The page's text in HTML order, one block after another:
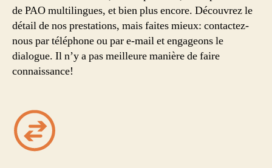
de PAO multilingues, et bien plus encore. Découvrez le
détail de nos prestations, mais faites mieux: contactez-
nous par téléphone ou par e-mail et engageons le
dialogue. Il n’y a pas meilleure manière de faire
connaissance!